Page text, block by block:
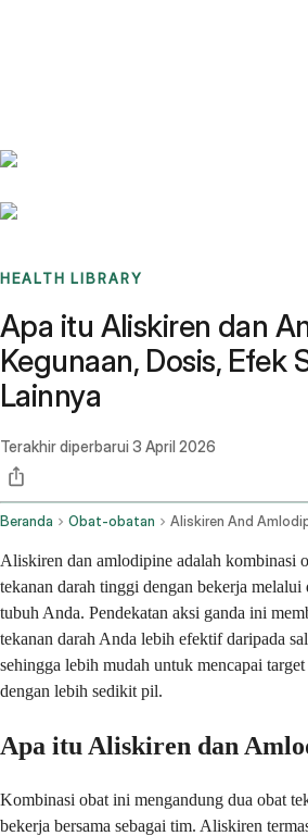
HEALTH LIBRARY
Apa itu Aliskiren dan
Kegunaan, Dosis, Efek
Lainnya
Terakhir diperbarui 3 April 2026
Beranda Obat-obatan
Aliskiren dan amlodipine adalah kombinasi
tekanan darah tinggi dengan bekerja melalui
tubuh Anda. Pendekatan aksi ganda ini
tekanan darah Anda lebih efektif daripada
sehingga lebih mudah untuk mencapai
dengan lebih sedikit pil.
Apa itu Aliskiren dan
Kombinasi obat ini mengandung dua obat
bekerja bersama sebagai tim. Aliskiren